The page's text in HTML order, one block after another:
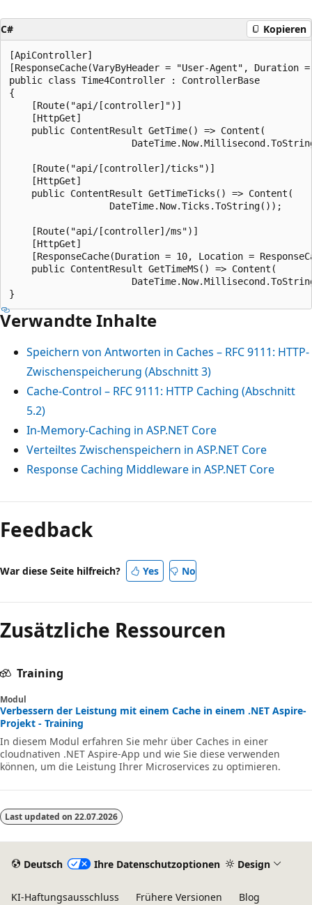
C# Kopieren
[ApiController]
[ResponseCache(VaryByHeader = "User-Agent", Duration
public class Time4Controller : ControllerBase
{
    [Route("api/[controller]")]
    [HttpGet]
    public ContentResult GetTime() => Content(
    [Route("api/[controller]/ticks")]
    [HttpGet]
    public ContentResult GetTimeTicks() => Content(
                  DateTime.Now.Ticks.ToString());
    [Route("api/[controller]/ms")]
    [HttpGet]
[ResponseCache(Duration = 10, Location =
    public ContentResult GetTimeMS() => Content(
Verwandte Inhalte
Speichern von Antworten in Caches – RFC 9111: HTTP-
Zwischenspeicherung (Abschnitt 3)
Cache-Control – RFC 9111: HTTP Caching (Abschnitt
5.2)
In-Memory-Caching in ASP.NET Core
Verteiltes Zwischenspeichern in ASP.NET Core
Response Caching Middleware in ASP.NET Core
Feedback
War diese Seite hilfreich? Yes No
Zusätzliche Ressourcen
Training
Modul
Verbessern der Leistung mit einem Cache in einem .NET Aspire-
Projekt - Training
In diesem Modul erfahren Sie mehr über Caches in einer
cloudnativen .NET Aspire-App und wie Sie diese verwenden
können, um die Leistung Ihrer Microservices zu optimieren.
Last updated on 22.07.2026
Deutsch Ihre Datenschutzoptionen Design
KI-Haftungsausschluss Frühere Versionen Blog